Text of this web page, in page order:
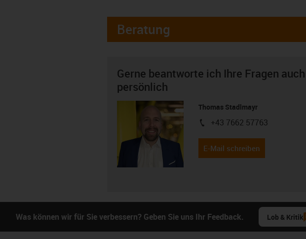
Beratung
Gerne beantworte ich Ihre Fragen auch
persönlich
Thomas Stadlmayr
igus-icon-phone
+43 7662 57763
E-Mail schreiben
Was können wir für Sie verbessern? Geben Sie uns Ihr Feedback. Lob & Kritik